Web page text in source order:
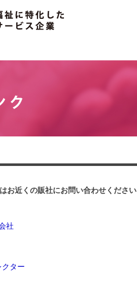
お近くの販社にお問い合わせください
社
ター